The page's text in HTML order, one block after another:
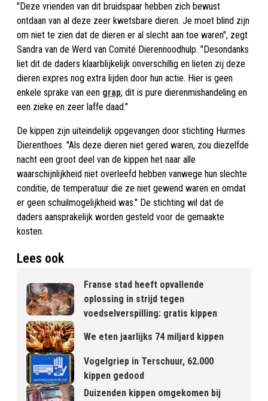
"Deze vrienden van dit bruidspaar hebben zich bewust
ontdaan van al deze zeer kwetsbare dieren. Je moet blind zijn
om niet te zien dat de dieren er al slecht aan toe waren", zegt
Sandra van de Werd van Comité Dierennoodhulp. "Desondanks
liet dit de daders klaarblijkelijk onverschillig en lieten zij deze
dieren expres nog extra lijden door hun actie. Hier is geen
enkele sprake van een grap; dit is pure dierenmishandeling en
een zieke en zeer laffe daad."
De kippen zijn uiteindelijk opgevangen door stichting Hurmes
Dierenthoes. "Als deze dieren niet gered waren, zou diezelfde
nacht een groot deel van de kippen het naar alle
waarschijnlijkheid niet overleefd hebben vanwege hun slechte
conditie, de temperatuur die ze niet gewend waren en omdat
er geen schuilmogelijkheid was." De stichting wil dat de
daders aansprakelijk worden gesteld voor de gemaakte
kosten.
Lees ook
Franse stad heeft opvallende
oplossing in strijd tegen
voedselverspilling: gratis kippen
We eten jaarlijks 74 miljard kippen
Vogelgriep in Terschuur, 62.000
kippen gedood
Duizenden kippen omgekomen bij